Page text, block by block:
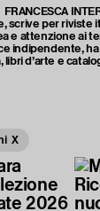
FRANCESCA
scrive per
e attenzione ai
indipendente,
d’arte e
del Testo allo
da più di 10
X